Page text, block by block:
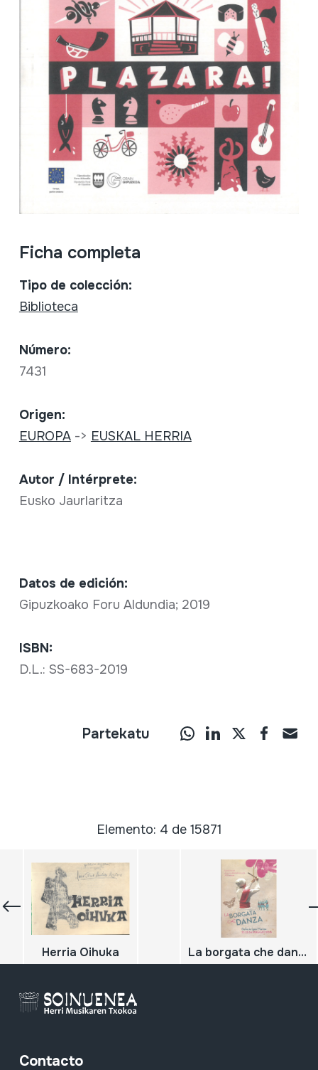
Ficha completa
Tipo de colección:
Biblioteca
Número:
7431
Origen:
EUROPA-> EUSKAL HERRIA
Autor / Intérprete:
Eusko Jaurlaritza
Datos de edición:
Gipuzkoako Foru Aldundia; 2019
ISBN:
D.L.: SS-683-2019
Partekatu
Elemento: 4 de 15871
Herria Oihuka La borgata che danza; festival di strada di musiche della tradizione orale XXII edizione
Contacto